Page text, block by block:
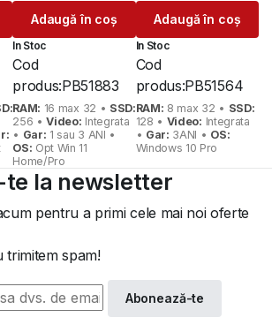
Prețul
inițial
a
fost:
1.884 lei.
Prețul
curent
este:
1.599 lei.
Adaugă în coș
In Stoc
Cod
produs:PB51883
RAM: 16 max 32 • SSD:
256 •Video: Integrata
• Gar: 1 sau 3 ANI •
OS: Opt Win 11
Home/Pro
Prețul
inițial
a
fost:
1.076 lei.
Prețul
curent
este:
969 lei.
Adaugă în coș
In Stoc
Cod
produs:PB51564
RAM: 8 max 32 • SSD:
128 • Video: Integrata
• Gar: 3ANI • OS:
Windows 10 Pro
te la newsletter
pentru a primi cele mai noi oferte
trimitem spam!
Abonează-te